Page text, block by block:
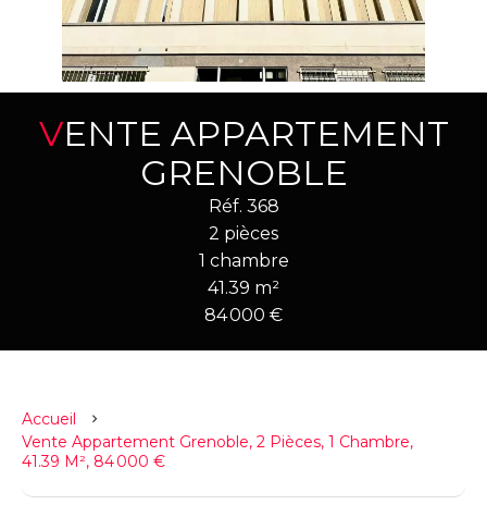
VENTE APPARTEMENT
GRENOBLE
Réf. 368
2 pièces
1 chambre
41.39 m²
84 000 €
Accueil
Vente Appartement Grenoble, 2 Pièces, 1 Chambre,
41.39 M², 84 000 €